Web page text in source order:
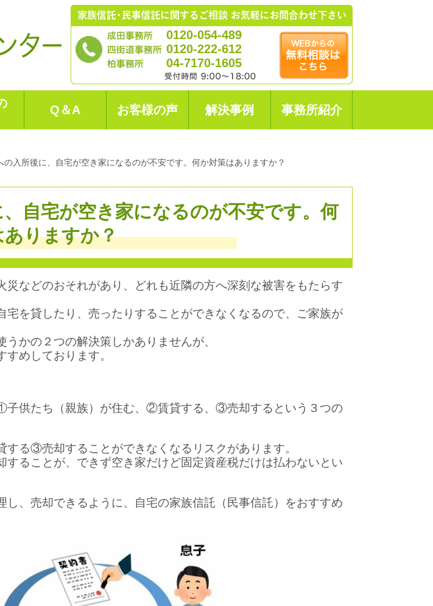
0120-054-489
0120-222-612
04-7170-1605
Q＆A お客様の声 解決事例 事務所紹介
の入所後に、自宅が空き家になるのが不安です。何か対策はありますか？
自宅が空き家になるのが不安です。何
りますか？
などのおそれがあり、どれも近隣の方へ深刻な被害をもたらす
を貸したり、売ったりすることができなくなるので、ご家族が
かの２つの解決策しかありませんが、
めしております。
子供たち（親族）が住む、②賃貸する、③売却するという３つの
る③売却することができなくなるリスクがあります。
ることが、できず空き家だけど固定資産税だけは払わないとい
、売却できるように、自宅の家族信託（民事信託）をおすすめ